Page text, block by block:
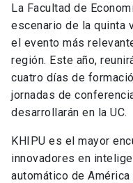
La Facultad de
escenario de la quinta
el evento más
región. Este año,
cuatro días de
jornadas de
desarrollarán en la UC.
KHIPU es el mayor
innovadores en
automático de